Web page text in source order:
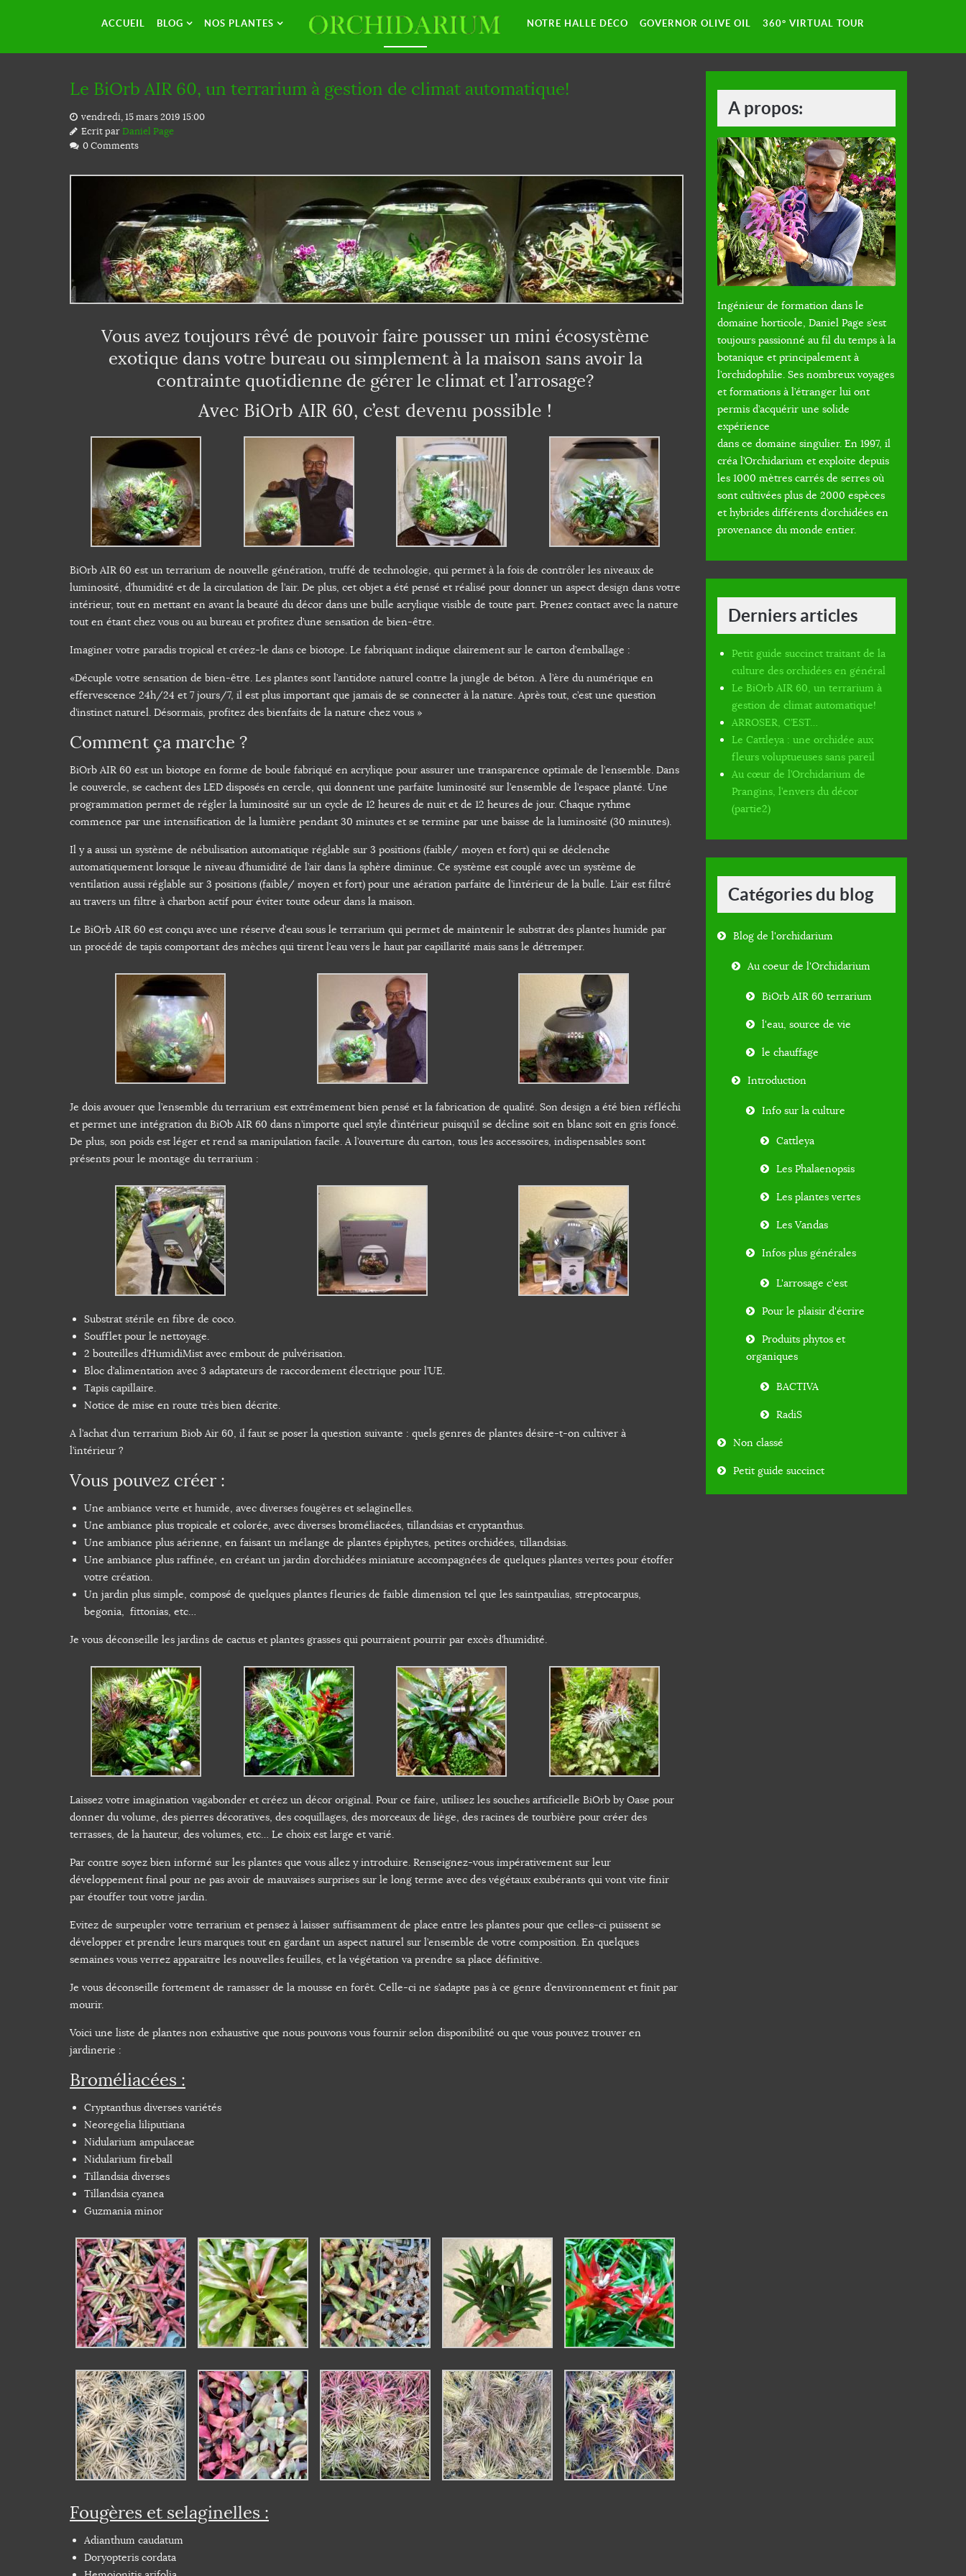
ACCUEIL BLOG NOS PLANTES NOTRE HALLE DÉCO GOVERNOR OLIVE OIL 360° VIRTUAL TOUR
Le BiOrb AIR 60, un terrarium à gestion de climat automatique!
vendredi, 15 mars 2019 15:00
Ecrit parDaniel Page
0 Comments
Vous avez toujours rêvé de pouvoir faire pousser un mini écosystème
exotique dans votre bureau ou simplement à la maison sans avoir la
contrainte quotidienne de gérer le climat et l’arrosage?
Avec BiOrb AIR 60, c’est devenu possible !
BiOrb AIR 60 est un terrarium de nouvelle génération, truffé de technologie, qui permet à la fois de contrôler les niveaux de
luminosité, d’humidité et de la circulation de l’air. De plus, cet objet a été pensé et réalisé pour donner un aspect design dans votre
intérieur, tout en mettant en avant la beauté du décor dans une bulle acrylique visible de toute part. Prenez contact avec la nature
tout en étant chez vous ou au bureau et profitez d’une sensation de bien-être.
Imaginer votre paradis tropical et créez-le dans ce biotope. Le fabriquant indique clairement sur le carton d’emballage :
«Décuple votre sensation de bien-être. Les plantes sont l’antidote naturel contre la jungle de béton. A l’ère du numérique en
effervescence 24h/24 et 7 jours/7, il est plus important que jamais de se connecter à la nature. Après tout, c’est une question
d’instinct naturel. Désormais, profitez des bienfaits de la nature chez vous »
Comment ça marche ?
BiOrb AIR 60 est un biotope en forme de boule fabriqué en acrylique pour assurer une transparence optimale de l’ensemble. Dans
le couvercle, se cachent des LED disposés en cercle, qui donnent une parfaite luminosité sur l’ensemble de l’espace planté. Une
programmation permet de régler la luminosité sur un cycle de 12 heures de nuit et de 12 heures de jour. Chaque rythme
commence par une intensification de la lumière pendant 30 minutes et se termine par une baisse de la luminosité (30 minutes).
Il y a aussi un système de nébulisation automatique réglable sur 3 positions (faible/ moyen et fort) qui se déclenche
automatiquement lorsque le niveau d’humidité de l’air dans la sphère diminue. Ce système est couplé avec un système de
ventilation aussi réglable sur 3 positions (faible/ moyen et fort) pour une aération parfaite de l’intérieur de la bulle. L’air est filtré
au travers un filtre à charbon actif pour éviter toute odeur dans la maison.
Le BiOrb AIR 60 est conçu avec une réserve d’eau sous le terrarium qui permet de maintenir le substrat des plantes humide par
un procédé de tapis comportant des mèches qui tirent l’eau vers le haut par capillarité mais sans le détremper.
Je dois avouer que l’ensemble du terrarium est extrêmement bien pensé et la fabrication de qualité. Son design a été bien réfléchi
et permet une intégration du BiOb AIR 60 dans n’importe quel style d’intérieur puisqu’il se décline soit en blanc soit en gris foncé.
De plus, son poids est léger et rend sa manipulation facile. A l’ouverture du carton, tous les accessoires, indispensables sont
présents pour le montage du terrarium :
Substrat stérile en fibre de coco.
Soufflet pour le nettoyage.
2 bouteilles d’HumidiMist avec embout de pulvérisation.
Bloc d’alimentation avec 3 adaptateurs de raccordement électrique pour l’UE.
Tapis capillaire.
Notice de mise en route très bien décrite.
A l’achat d’un terrarium Biob Air 60, il faut se poser la question suivante : quels genres de plantes désire-t-on cultiver à
l’intérieur ?
Vous pouvez créer :
Une ambiance verte et humide, avec diverses fougères et selaginelles.
Une ambiance plus tropicale et colorée, avec diverses broméliacées, tillandsias et cryptanthus.
Une ambiance plus aérienne, en faisant un mélange de plantes épiphytes, petites orchidées, tillandsias.
Une ambiance plus raffinée, en créant un jardin d’orchidées miniature accompagnées de quelques plantes vertes pour étoffer
votre création.
Un jardin plus simple, composé de quelques plantes fleuries de faible dimension tel que les saintpaulias, streptocarpus,
begonia, fittonias, etc…
Je vous déconseille les jardins de cactus et plantes grasses qui pourraient pourrir par excès d’humidité.
Laissez votre imagination vagabonder et créez un décor original. Pour ce faire, utilisez les souches artificielle BiOrb by Oase pour
donner du volume, des pierres décoratives, des coquillages, des morceaux de liège, des racines de tourbière pour créer des
terrasses, de la hauteur, des volumes, etc… Le choix est large et varié.
Par contre soyez bien informé sur les plantes que vous allez y introduire. Renseignez-vous impérativement sur leur
développement final pour ne pas avoir de mauvaises surprises sur le long terme avec des végétaux exubérants qui vont vite finir
par étouffer tout votre jardin.
Evitez de surpeupler votre terrarium et pensez à laisser suffisamment de place entre les plantes pour que celles-ci puissent se
développer et prendre leurs marques tout en gardant un aspect naturel sur l’ensemble de votre composition. En quelques
semaines vous verrez apparaitre les nouvelles feuilles, et la végétation va prendre sa place définitive.
Je vous déconseille fortement de ramasser de la mousse en forêt. Celle-ci ne s’adapte pas à ce genre d’environnement et finit par
mourir.
Voici une liste de plantes non exhaustive que nous pouvons vous fournir selon disponibilité ou que vous pouvez trouver en
jardinerie :
Broméliacées :
Cryptanthus diverses variétés
Neoregelia liliputiana
Nidularium ampulaceae
Nidularium fireball
Tillandsia diverses
Tillandsia cyanea
Guzmania minor
Fougères et selaginelles :
Adianthum caudatum
Doryopteris cordata
A propos:
Ingénieur de formation dans le
domaine horticole, Daniel Page s’est
toujours passionné au fil du temps à la
botanique et principalement à
l’orchidophilie. Ses nombreux voyages
et formations à l’étranger lui ont
permis d’acquérir une solide
expérience
dans ce domaine singulier. En 1997, il
créa l’Orchidarium et exploite depuis
les 1000 mètres carrés de serres où
sont cultivées plus de 2000 espèces
et hybrides différents d’orchidées en
provenance du monde entier.
Derniers articles
Petit guide succinct traitant de la
culture des orchidées en général
Le BiOrb AIR 60, un terrarium à
gestion de climat automatique!
ARROSER, C’EST…
Le Cattleya : une orchidée aux
fleurs voluptueuses sans pareil
Au cœur de l’Orchidarium de
Prangins, l’envers du décor
(partie2)
Catégories du blog
Blog de l'orchidarium
Au coeur de l'Orchidarium
BiOrb AIR 60 terrarium
l'eau, source de vie
le chauffage
Introduction
Info sur la culture
Cattleya
Les Phalaenopsis
Les plantes vertes
Les Vandas
Infos plus générales
L'arrosage c'est
Pour le plaisir d'écrire
Produits phytos et
organiques
BACTIVA
RadiS
Non classé
Petit guide succinct